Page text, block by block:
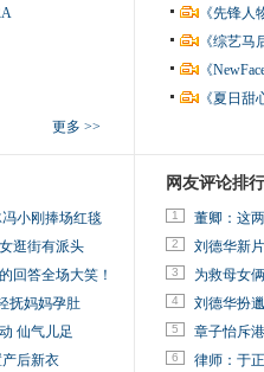
更多 >>
《先锋
《综艺
《
《夏日
冯小刚捧场红毯
逛街有派头
回答全场大笑！
抚妈妈孕肚
仙气儿足
后新衣
网友评论排行
1 董卿：这
2 刘德华新
3 为救母女
4 刘德华扮
5 章子怡斥
6 律师：于